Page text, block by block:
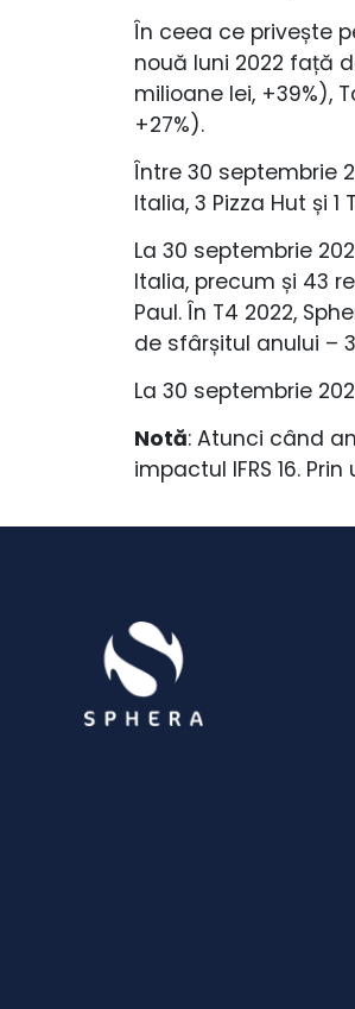
În ceea ce privește
nouă luni 2022 față
milioane lei, +39%),
+27%).
Între 30 septembrie
Italia, 3 Pizza Hut și 1
La 30 septembrie
Italia, precum și 43
Paul. În T4 2022,
de sfârșitul anului – 3
La 30 septembrie
Notă: Atunci când
impactul IFRS 16.